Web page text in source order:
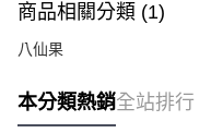
商品相關分類 (1)
八仙果
本分類熱銷全站排行